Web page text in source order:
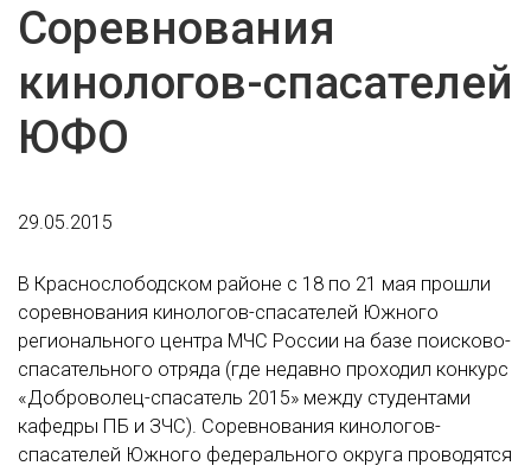
Соревнования
кинологов-спасателей
ЮФО
29.05.2015
В Краснослободском районе с 18 по 21 мая прошли
соревнования кинологов-спасателей Южного
регионального центра МЧС России на базе поисково-
спасательного отряда (где недавно проходил конкурс
«Доброволец-спасатель 2015» между студентами
кафедры ПБ и ЗЧС). Соревнования кинологов-
спасателей Южного федерального округа проводятся